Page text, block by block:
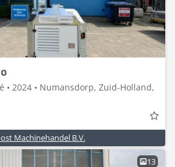
• 2024 • Numansdorp, Zuid-Holland,
Machinehandel B.V.
13